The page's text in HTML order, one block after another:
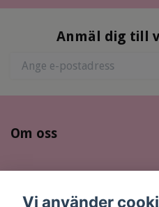
Anmäl dig till
Om oss
Vi använder